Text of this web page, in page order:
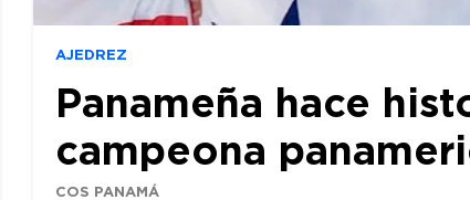
AJEDREZ
Panameña hace
campeona
COS PANAMÁ